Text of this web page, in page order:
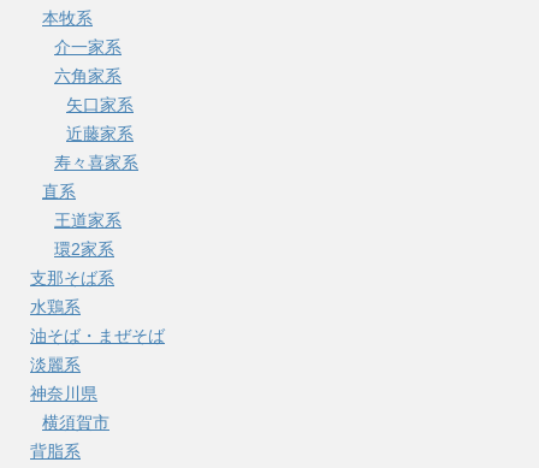
本牧系
介一家系
六角家系
矢口家系
近藤家系
寿々喜家系
直系
王道家系
環2家系
支那そば系
水鶏系
油そば・まぜそば
淡麗系
神奈川県
横須賀市
背脂系